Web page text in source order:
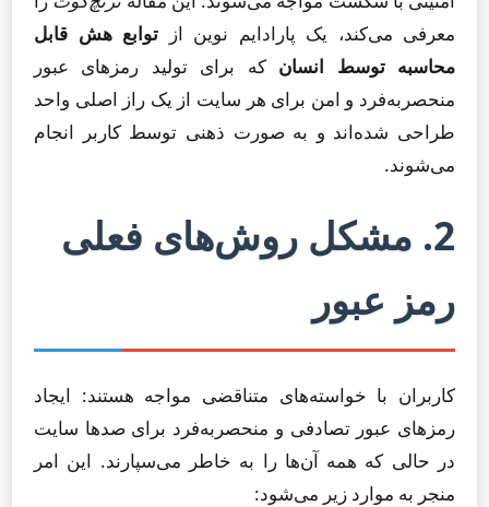
معرفی می‌کند، یک پارادایم نوین از توابع هش قابل
محاسبه توسط انسان که برای تولید رمزهای عبور
منحصربه‌فرد و امن برای هر سایت از یک راز اصلی واحد
طراحی شده‌اند و به صورت ذهنی توسط کاربر انجام
می‌شوند.
2. مشکل روش‌های فعلی
رمز عبور
کاربران با خواسته‌های متناقضی مواجه هستند: ایجاد
رمزهای عبور تصادفی و منحصربه‌فرد برای صدها سایت
در حالی که همه آن‌ها را به خاطر می‌سپارند. این امر
منجر به موارد زیر می‌شود: